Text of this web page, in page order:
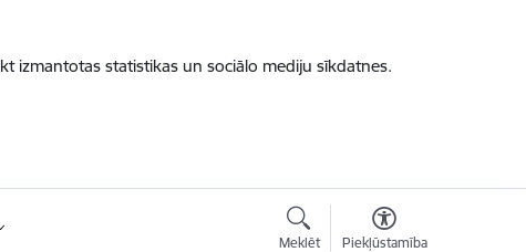
izmantotas statistikas un sociālo mediju sīkdatnes.
Meklēt Piekļūstamība